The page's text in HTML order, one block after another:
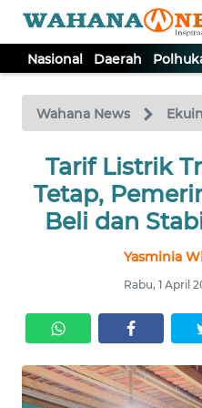
Nasional Daerah
Wahana News Ekuin
Tarif Listrik
Tetap,
Beli dan
Yasminia
Rabu, 1 April
TV
Tutup
NASIONAL
DAERAH
KRIMINAL
EKUIN